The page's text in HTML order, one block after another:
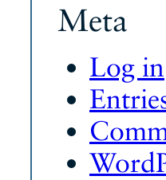
Meta
Log in